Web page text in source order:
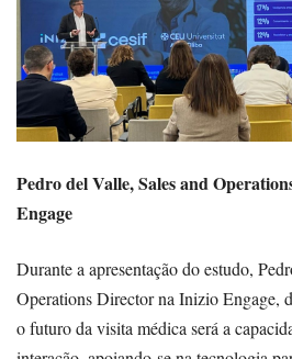
Pedro del Valle, Sales and
Engage
Durante a apresentação do estudo,
Operations Director na Inizio Engage,
o futuro da visita médica será a